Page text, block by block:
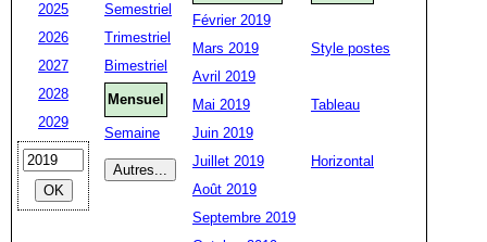
2025
2026
2027
2028
2029
Semestriel
Trimestriel
Bimestriel
Mensuel
Semaine
Février 2019
Mars 2019
Avril 2019
Mai 2019
Juin 2019
Juillet 2019
Août 2019
Septembre 2019
Style postes
Tableau
Horizontal